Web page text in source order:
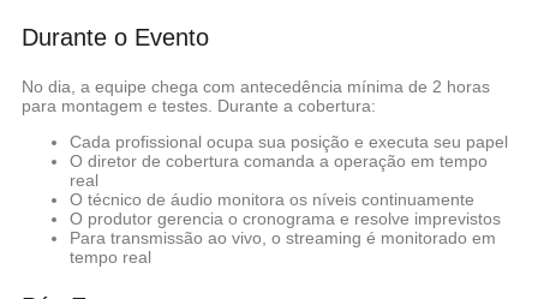
Durante o Evento
No dia, a equipe chega com antecedência mínima de 2 horas
para montagem e testes. Durante a cobertura:
Cada profissional ocupa sua posição e executa seu papel
O diretor de cobertura comanda a operação em tempo
real
O técnico de áudio monitora os níveis continuamente
O produtor gerencia o cronograma e resolve imprevistos
Para transmissão ao vivo, o streaming é monitorado em
tempo real